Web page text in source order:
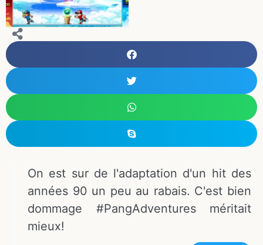
On est sur de l'adaptation d'un hit des
années 90 un peu au rabais. C'est bien
dommage #PangAdventures méritait
mieux!